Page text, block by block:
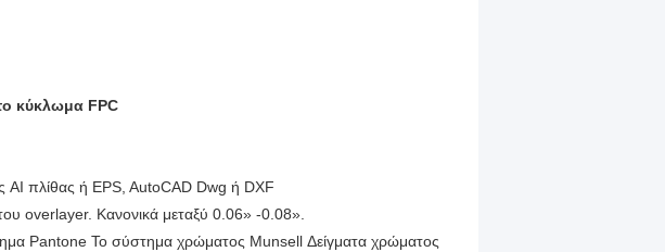
κύκλωμα FPC
AI πλίθας ή EPS, AutoCAD Dwg ή DXF
overlayer. Κανονικά μεταξύ 0.06» -0.08».
Pantone Το σύστημα χρώματος Munsell Δείγματα χρώματος